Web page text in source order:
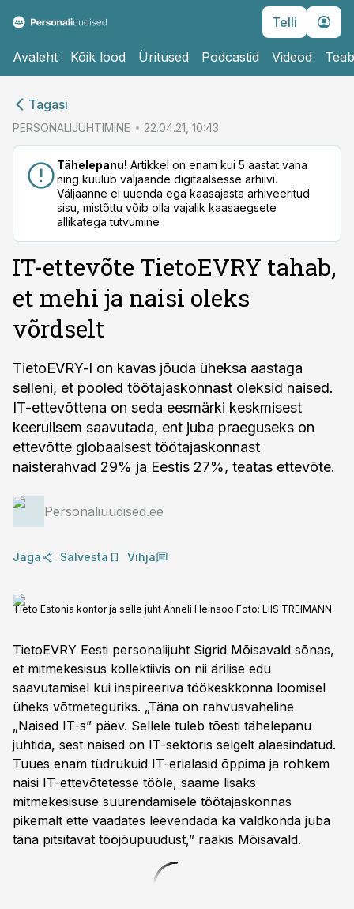
Telli
Avaleht Kõik lood Üritused Podcastid Videod
Tagasi
PERSONALIJUHTIMINE 22.04.21, 10:43
Tähelepanu! Artikkel on enam kui 5 aastat vana
ning kuulub väljaande digitaalsesse arhiivi.
Väljaanne ei uuenda ega kaasajasta arhiveeritud
sisu, mistõttu võib olla vajalik kaasaegsete
allikatega tutvumine
IT-ettevõte TietoEVRY tahab,
et mehi ja naisi oleks
võrdselt
TietoEVRY-l on kavas jõuda üheksa aastaga
selleni, et pooled töötajaskonnast oleksid naised.
IT-ettevõttena on seda eesmärki keskmisest
keerulisem saavutada, ent juba praeguseks on
ettevõtte globaalsest töötajaskonnast
naisterahvad 29% ja Eestis 27%, teatas ettevõte.
Personaliuudised.ee
Jaga Salvesta Vihja
Tieto Estonia kontor ja selle juht Anneli Heinsoo.Foto: LIIS TREIMANN
TietoEVRY Eesti personalijuht Sigrid Mõisavald sõnas,
et mitmekesisus kollektiivis on nii ärilise edu
saavutamisel kui inspireeriva töökeskkonna loomisel
üheks võtmeteguriks. „Täna on rahvusvaheline
„Naised IT-s” päev. Sellele tuleb tõesti tähelepanu
juhtida, sest naised on IT-sektoris selgelt alaesindatud.
Tuues enam tüdrukuid IT-erialasid õppima ja rohkem
naisi IT-ettevõtetesse tööle, saame lisaks
mitmekesisuse suurendamisele töötajaskonnas
pikemalt ette vaadates leevendada ka valdkonda juba
täna pitsitavat tööjõupuudust,” rääkis Mõisavald.